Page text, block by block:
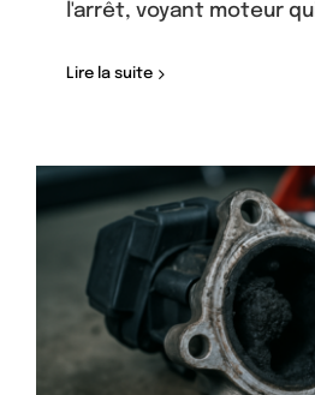
l'arrêt, voyant moteur
Lire la suite